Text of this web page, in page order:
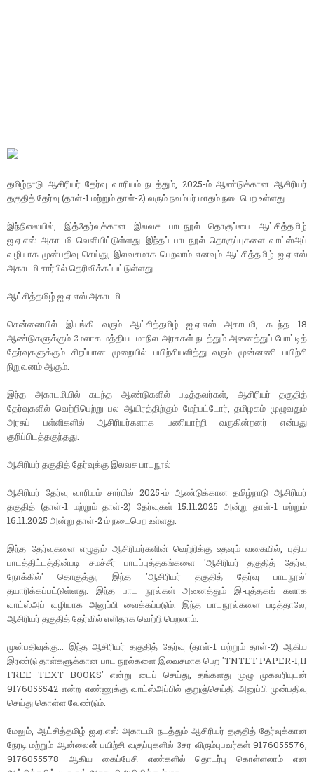
தமிழ்நாடு ஆசிரியர் தேர்வு வாரியம் நடத்தும், 2025-ம் ஆண்டுக்கான ஆசிரியர்
தகுதித் தேர்வு (தாள்-1 மற்றும் தாள்-2) வரும் நவம்பர் மாதம் நடைபெற உள்ளது.
இந்நிலையில், இத்தேர்வுக்கான இலவச பாடநூல் தொகுப்பை ஆட்சித்தமிழ்
ஐ.ஏ.எஸ் அகாடமி வெளியிட்டுள்ளது. இந்தப் பாடநூல் தொகுப்புகளை வாட்ஸ்அப்
வழியாக முன்பதிவு செய்து, இலவசமாக பெறலாம் எனவும் ஆட்சித்தமிழ் ஐ.ஏ.எஸ்
அகாடமி சார்பில் தெரிவிக்கப்பட்டுள்ளது.
ஆட்சித்தமிழ் ஐ.ஏ.எஸ் அகாடமி
சென்னையில் இயங்கி வரும் ஆட்சித்தமிழ் ஐ.ஏ.எஸ் அகாடமி, கடந்த 18
ஆண்டுகளுக்கும் மேலாக மத்திய- மாநில அரசுகள் நடத்தும் அனைத்துப் போட்டித்
தேர்வுகளுக்கும் சிறப்பான முறையில் பயிற்சியளித்து வரும் முன்னணி பயிற்சி
நிறுவனம் ஆகும்.
இந்த அகாடமியில் கடந்த ஆண்டுகளில் படித்தவர்கள், ஆசிரியர் தகுதித்
தேர்வுகளில் வெற்றிபெற்று பல ஆயிரத்திற்கும் மேற்பட்டோர், தமிழகம் முழுவதும்
அரசுப் பள்ளிகளில் ஆசிரியர்களாக பணியாற்றி வருகின்றனர் என்பது
குறிப்பிடத்தகுந்தது.
ஆசிரியர் தகுதித் தேர்வுக்கு இலவச பாடநூல்
ஆசிரியர் தேர்வு வாரியம் சார்பில் 2025-ம் ஆண்டுக்கான தமிழ்நாடு ஆசிரியர்
தகுதித் (தாள்-1 மற்றும் தாள்-2) தேர்வுகள் 15.11.2025 அன்று தாள்-1 மற்றும்
16.11.2025 அன்று தாள்-2 ம் நடைபெற உள்ளது.
இந்த தேர்வுகளை எழுதும் ஆசிரியர்களின் வெற்றிக்கு உதவும் வகையில், புதிய
பாடத்திட்டத்தின்படி சமச்சீர் பாடப்புத்தகங்களை 'ஆசிரியர் தகுதித் தேர்வு
நோக்கில்' தொகுத்து, இந்த 'ஆசிரியர் தகுதித் தேர்வு பாடநூல்'
தயாரிக்கப்பட்டுள்ளது. இந்த பாட நூல்கள் அனைத்தும் இ-புத்தகங் களாக
வாட்ஸ்அப் வழியாக அனுப்பி வைக்கப்படும். இந்த பாடநூல்களை படித்தாலே,
ஆசிரியர் தகுதித் தேர்வில் எளிதாக வெற்றி பெறலாம்.
முன்பதிவுக்கு... இந்த ஆசிரியர் தகுதித் தேர்வு (தாள்-1 மற்றும் தாள்-2) ஆகிய
இரண்டு தாள்களுக்கான பாட நூல்களை இலவசமாக பெற 'TNTET PAPER-I,II
FREE TEXT BOOKS' என்று டைப் செய்து, தங்களது முழு முகவரியுடன்
9176055542 என்ற எண்ணுக்கு வாட்ஸ்அப்பில் குறுஞ்செய்தி அனுப்பி முன்பதிவு
செய்து கொள்ள வேண்டும்.
மேலும், ஆட்சித்தமிழ் ஐ.ஏ.எஸ் அகாடமி நடத்தும் ஆசிரியர் தகுதித் தேர்வுக்கான
நேரடி மற்றும் ஆன்லைன் பயிற்சி வகுப்புகளில் சேர விரும்புபவர்கள் 9176055576,
9176055578 ஆகிய கைப்பேசி எண்களில் தொடர்பு கொள்ளலாம் என